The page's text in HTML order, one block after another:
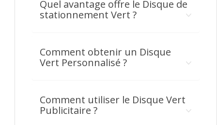
Quel avantage offre le Disque de
stationnement Vert ?
Comment obtenir un Disque
Vert Personnalisé ?
Comment utiliser le Disque Vert
Publicitaire ?